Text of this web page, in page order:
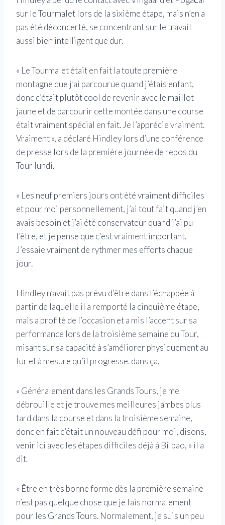
sur le Tourmalet lors de la sixième étape, mais n’en a
pas été déconcerté, se concentrant sur le travail
aussi bien intelligent que dur.
« Le Tourmalet était en fait la toute première
montagne que j’ai parcourue quand j’étais enfant,
donc c’était plutôt cool de revenir avec le maillot
jaune et de parcourir cette montée dans une course
était vraiment spécial en fait. Je l’apprécie vraiment.
Vraiment », a déclaré Hindley lors d’une conférence
de presse lors de la première journée de repos du
Tour lundi.
« Les neuf premiers jours ont été vraiment difficiles
et pour moi personnellement, j’ai tout fait quand j’en
avais besoin et j’ai été conservateur quand j’ai pu
l’être, et je pense que c’est vraiment important.
J’essaie vraiment de rythmer mes efforts chaque
jour.
Hindley n’avait pas prévu d’être dans l’échappée à
partir de laquelle il a remporté la cinquième étape,
mais a profité de l’occasion et a mis l’accent sur sa
performance lors de la troisième semaine du Tour,
misant sur sa capacité à s’améliorer physiquement au
fur et à mesure qu’il progresse. dans ça.
« Généralement dans les Grands Tours, je me
débrouille et je trouve mes meilleures jambes plus
tard dans la course et dans la troisième semaine,
donc en fait c’était un nouveau défi pour moi, disons,
venir ici avec les étapes difficiles déjà à Bilbao, » il a
dit.
« Être en très bonne forme dès la première semaine
n’est pas quelque chose que je fais normalement
pour les Grands Tours. Normalement, je suis un peu